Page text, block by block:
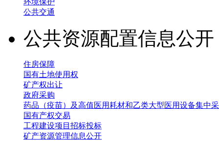
环境保护
公共交通
公共资源配置信息公
住房保障
国有土地使用权
矿产权出让
政府采购
药品（疫苗）及高值医用耗材和乙类大型医用设备集中
国有产权交易
工程建设项目招标投标
矿产资源管理信息公开